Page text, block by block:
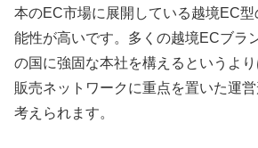
本のEC市場に展開している越境EC
能性が高いです。多くの越境ECブラ
の国に強固な本社を構えるというよ
販売ネットワークに重点を置いた運
考えられます。